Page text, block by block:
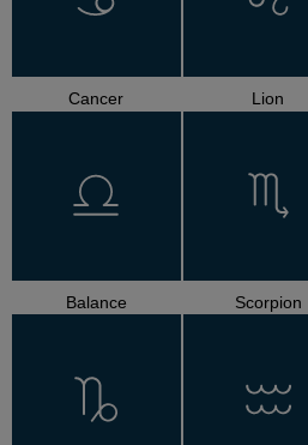
Cancer Lion
Balance Scorpion